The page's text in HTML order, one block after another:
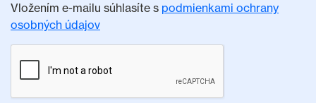
Vložením e-mailu súhlasíte s podmienkami ochrany
osobných údajov